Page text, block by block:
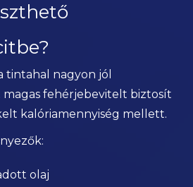
tintahal nagyon jól
magas fehérjebevitelt biztosít
kalóriamennyiség mellett.
olaj